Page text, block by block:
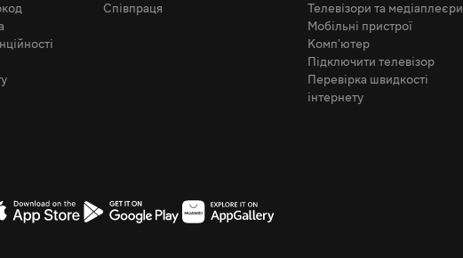
Співпраця
Телевізори та медіаплеєри
Мобільні пристрої
Комп'ютер
Підключити телевізор
Перевірка швидкості
інтернету